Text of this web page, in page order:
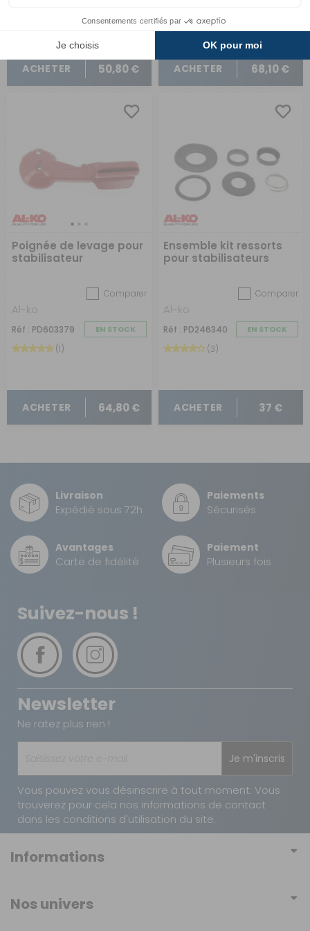
ACHETER 50,80 € ACHETER 68,10 €
Poignée de levage pour
stabilisateur
Comparer
Al-ko
Réf : PD603379 EN STOCK
(1)
ACHETER 64,80 €
Ensemble kit ressorts
pour stabilisateurs
Comparer
Al-ko
Réf : PD246340 EN STOCK
(3)
ACHETER 37 €
Livraison
Expédié sous 72h
Paiements
Sécurisés
Avantages
Carte de fidélité
Paiement
Plusieurs fois
Suivez-nous !
Newsletter
Ne ratez plus rien !
Je m'inscris
Vous pouvez vous désinscrire à tout moment. Vous
trouverez pour cela nos informations de contact
dans les conditions d'utilisation du site.
Informations
Conditions générales d'utilisation
Nos univers